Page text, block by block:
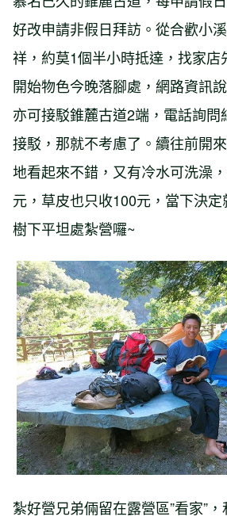
好改申請非假日拜訪。從合歡小
祥，約莫1個半小時抵達，找家店
開始物色今晚落腳處，網路資訊
亦可接駁錐麓古道2端，電話詢問
接駁，那就不考慮了。續往前開
地看起來不錯，又有冷水可洗澡
元，草皮也只收100元，當下決
樹下平坦處紮營囉~
紮好營兄弟倆留在露營區”看家”